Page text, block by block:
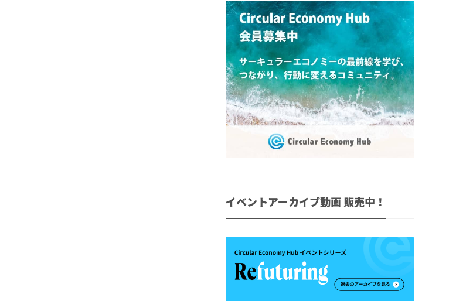
イベントアーカイブ動画 販売中！